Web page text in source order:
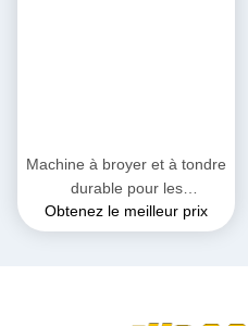
Machine à broyer et à tondre
durable pour les
environnements difficiles
3800 kg
Obtenez le meilleur prix